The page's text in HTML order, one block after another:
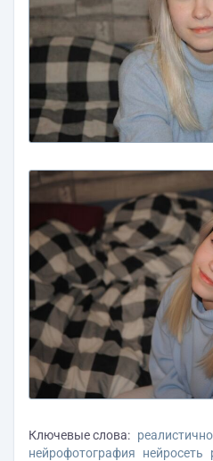
Ключевые слова: реалистично
нейрофотография
нейросеть